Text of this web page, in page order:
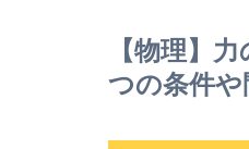
【物理】
つの条件